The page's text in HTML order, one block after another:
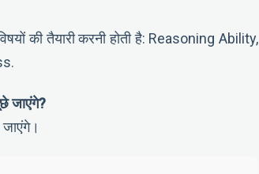
की तैयारी करनी होती है: Reasoning Ability,
जाएंगे?